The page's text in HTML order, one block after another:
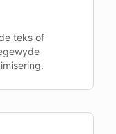
teks of